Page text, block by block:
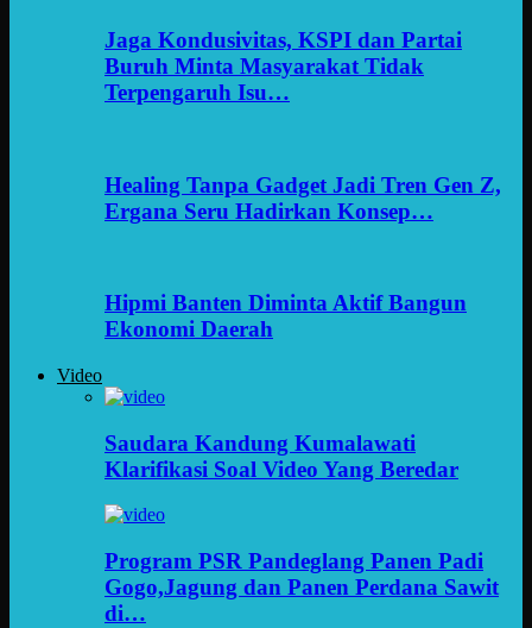
Jaga Kondusivitas, KSPI dan Partai
Buruh Minta Masyarakat Tidak
Terpengaruh Isu…
Healing Tanpa Gadget Jadi Tren Gen Z,
Ergana Seru Hadirkan Konsep…
Hipmi Banten Diminta Aktif Bangun
Ekonomi Daerah
Video
Saudara Kandung Kumalawati
Klarifikasi Soal Video Yang Beredar
Program PSR Pandeglang Panen Padi
Gogo,Jagung dan Panen Perdana Sawit
di…